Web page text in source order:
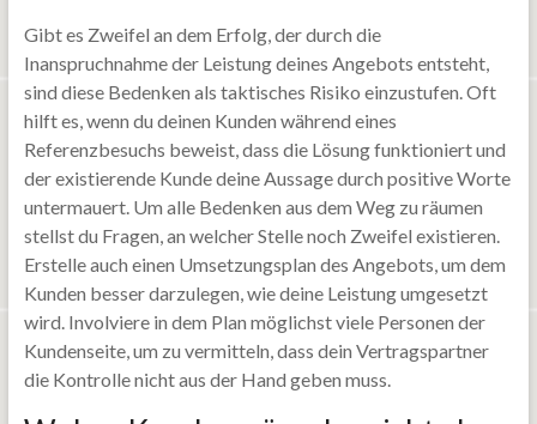
Gibt es Zweifel an dem Erfolg, der durch die
Inanspruchnahme der Leistung deines Angebots entsteht,
sind diese Bedenken als taktisches Risiko einzustufen. Oft
hilft es, wenn du deinen Kunden während eines
Referenzbesuchs beweist, dass die Lösung funktioniert und
der existierende Kunde deine Aussage durch positive Worte
untermauert. Um alle Bedenken aus dem Weg zu räumen
stellst du Fragen, an welcher Stelle noch Zweifel existieren.
Erstelle auch einen Umsetzungsplan des Angebots, um dem
Kunden besser darzulegen, wie deine Leistung umgesetzt
wird. Involviere in dem Plan möglichst viele Personen der
Kundenseite, um zu vermitteln, dass dein Vertragspartner
die Kontrolle nicht aus der Hand geben muss.